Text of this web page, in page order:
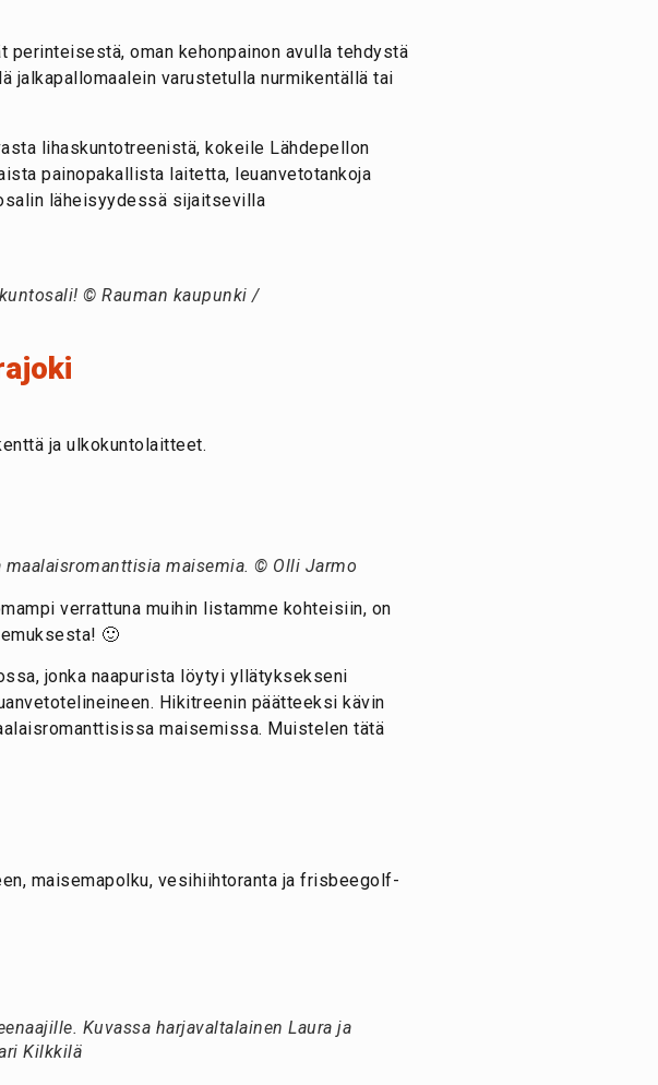
oman kehonpainon avulla tehdystä
jalkapallomaalein varustetulla nurmikentällä tai
lihaskuntotreenistä, kokeile Lähdepellon
painopakallista laitetta, leuanvetotankoja
läheisyydessä sijaitsevilla
© Rauman kaupunki /
ja ulkokuntolaitteet.
maisemia. © Olli Jarmo
verrattuna muihin listamme kohteisiin, on
🙂
jonka naapurista löytyi yllätyksekseni
Hikitreenin päätteeksi kävin
maisemissa. Muistelen tätä
maisemapolku, vesihiihtoranta ja frisbeegolf-
Kuvassa harjavaltalainen Laura ja
Kilkkilä